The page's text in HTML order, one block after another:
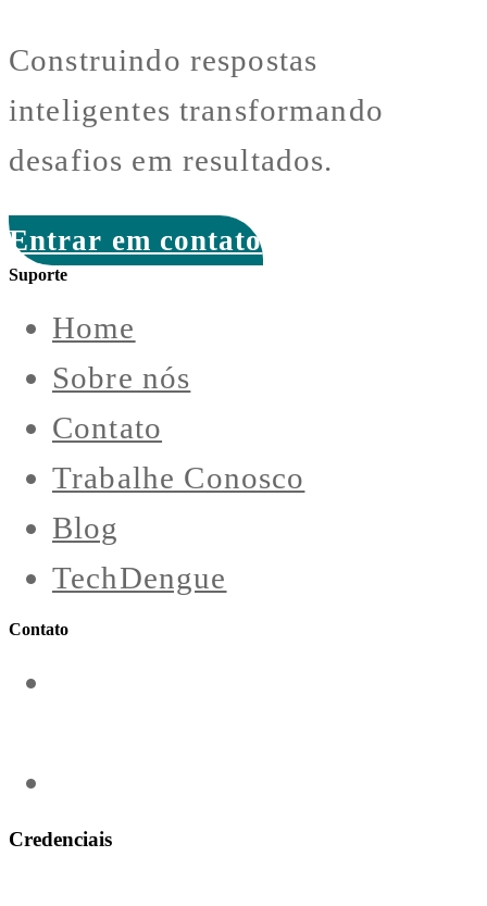
Construindo respostas
inteligentes transformando
desafios em resultados.
Entrar em contato
Suporte
Home
Sobre nós
Contato
Trabalhe Conosco
Blog
TechDengue
Contato
Credenciais